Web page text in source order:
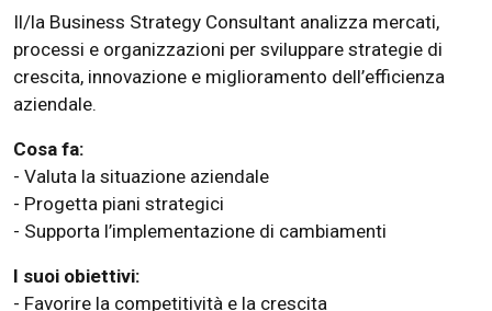
Il/la Business Strategy Consultant analizza mercati,
processi e organizzazioni per sviluppare strategie di
crescita, innovazione e miglioramento dell’efficienza
aziendale.
Cosa fa:
- Valuta la situazione aziendale
- Progetta piani strategici
- Supporta l’implementazione di cambiamenti
I suoi obiettivi:
- Favorire la competitività e la crescita